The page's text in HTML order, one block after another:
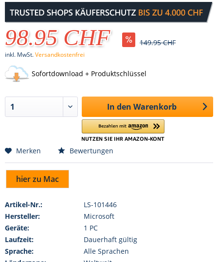
98.95 CHF 149.95 CHF
inkl. MwSt.Versandkostenfrei
Sofortdownload + Produktschlüssel
In den Warenkorb
Merken Bewertungen
hier zu Mac
Artikel-Nr.:
LS-101446
Hersteller:
Microsoft
Geräte:
1 PC
Laufzeit:
Dauerhaft gültig
Sprache:
Alle Sprachen